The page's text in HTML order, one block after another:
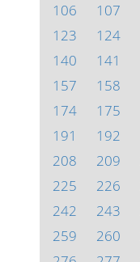
106
107
123
124
140
141
157
158
174
175
191
192
208
209
225
226
242
243
259
260